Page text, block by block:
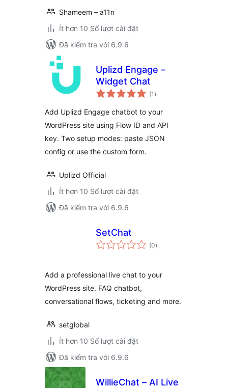
Shameem – a11n
Ít hơn 10 Số lượt cài đặt
Đã kiểm tra với 6.9.6
Uplizd Engage –
Widget Chat
(1 tổng
đánh
)
Add Uplizd Engage chatbot to your
WordPress site using Flow ID and API
key. Two setup modes: paste JSON
config or use the custom form.
Uplizd Official
Ít hơn 10 Số lượt cài đặt
Đã kiểm tra với 6.9.6
SetChat
(0tổng
đánh
)
Add a professional live chat to your
WordPress site. FAQ chatbot,
conversational flows, ticketing and more.
setglobal
Ít hơn 10 Số lượt cài đặt
Đã kiểm tra với 6.9.6
WillieChat – AI Live